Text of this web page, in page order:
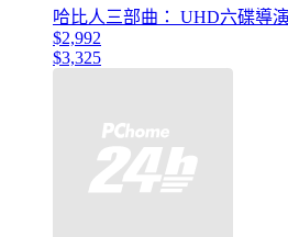
哈比人三部曲： UHD六碟導
$2,992
$3,325